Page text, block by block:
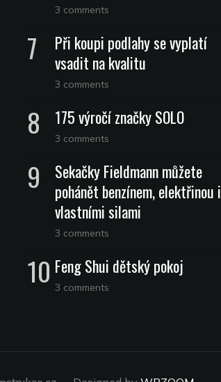
3 comments
Při koupi podlahy se vyplatí
vsadit na kvalitu
3 comments
175 výročí značky SOLO
3 comments
Sekačky Fieldmann můžete
pohánět benzínem, elektřinou i
vlastními silami
3 comments
Feng Shui dětský pokoj
3 comments